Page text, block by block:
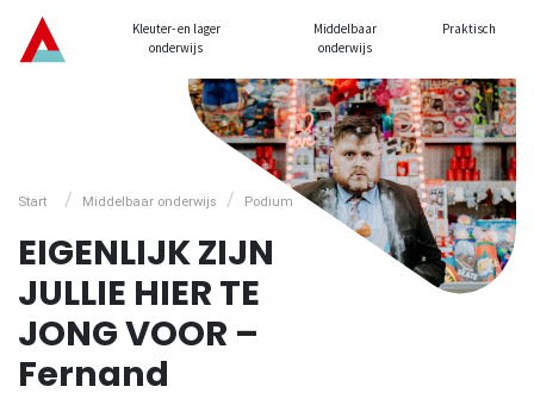
Kleuter- en lager
onderwijs
Middelbaar
onderwijs
Praktisch
Start / Middelbaar onderwijs / Podium
EIGENLIJK ZIJN
JULLIE HIER TE
JONG VOOR –
Fernand